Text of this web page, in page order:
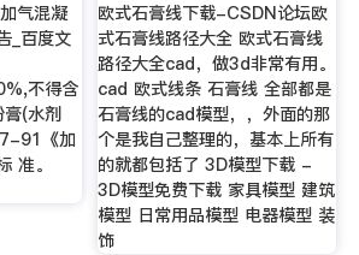
气混凝
_百度文
不得含
(水剂
91《加
准。
欧式石膏线下载-CSDN论坛欧
式石膏线路径大全 欧式石膏线
路径大全cad，做3d非常有用。
cad 欧式线条 石膏线 全部都是
石膏线的cad模型，，外面的那
个是我自己整理的，基本上所有
的就都包括了 3D模型下载 -
3D模型免费下载 家具模型 建筑
模型 日常用品模型 电器模型 装
饰